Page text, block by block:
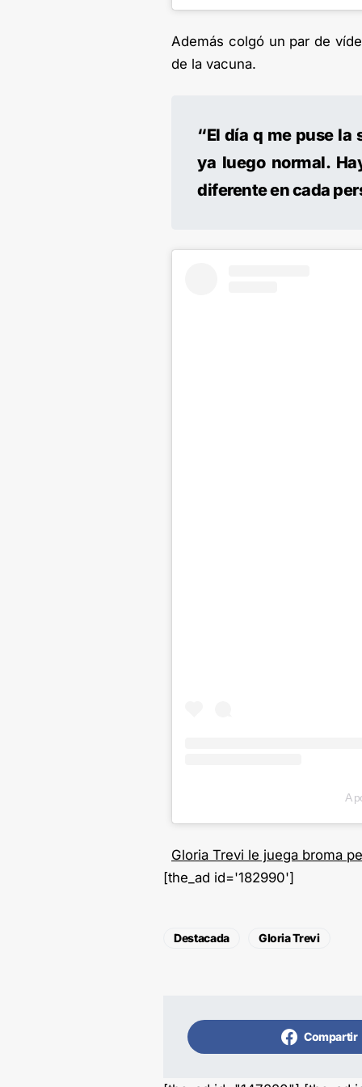
Además colgó un par de
de la vacuna.
“El día q me puse la
ya luego normal.
diferente en cada
A
Gloria Trevi le juega broma
[the_ad id='182990']
Destacada Gloria Trevi
Compartir